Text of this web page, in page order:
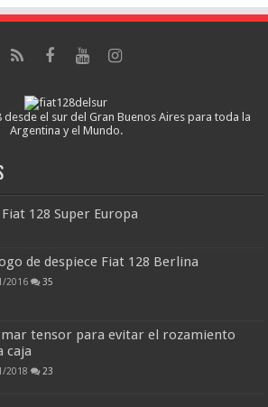
desde el sur del Gran Buenos Aires para toda la
Argentina y el Mundo.
128 Super Europa
de despiece Fiat 128 Berlina
2016 35
tensor para evitar el rozamiento
caja
2018 23